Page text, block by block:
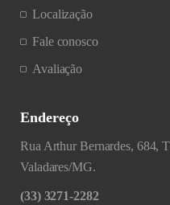
Localização
Fale conosco
Avaliação
Endereço
Rua Arthur Bernardes, 684,
Valadares/MG.
(33) 3271-2282